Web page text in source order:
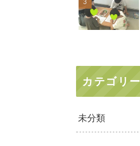
カテゴリー
未分類